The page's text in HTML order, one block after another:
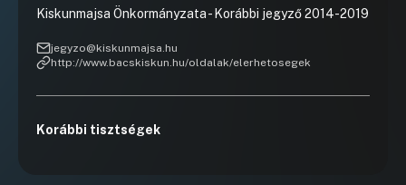
Kiskunmajsa Önkormányzata - Korábbi jegyző 2014-2019
jegyzo@kiskunmajsa.hu
http://www.bacskiskun.hu/oldalak/elerhetosegek
Korábbi tisztségek